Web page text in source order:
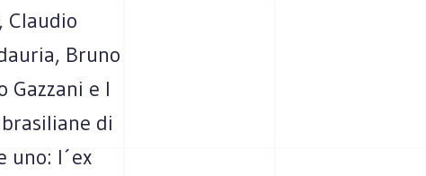
Claudio
Bruno
Gazzani e l
di
uno: l´ex